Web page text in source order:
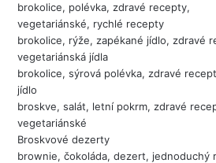
brokolice, polévka, zdravé recepty,
vegetariánské, rychlé recepty
brokolice, rýže, zapékané jídlo, zdravé
vegetariánská jídla
brokolice, sýrová polévka, zdravé
jídlo
broskve, salát, letní pokrm, zdravé
vegetariánské
Broskvové dezerty
brownie, čokoláda, dezert, jednoduchý